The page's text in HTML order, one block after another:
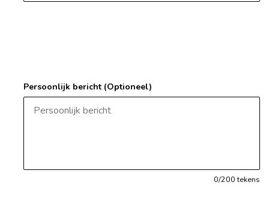
Persoonlijk bericht (Optioneel)
0/200 tekens